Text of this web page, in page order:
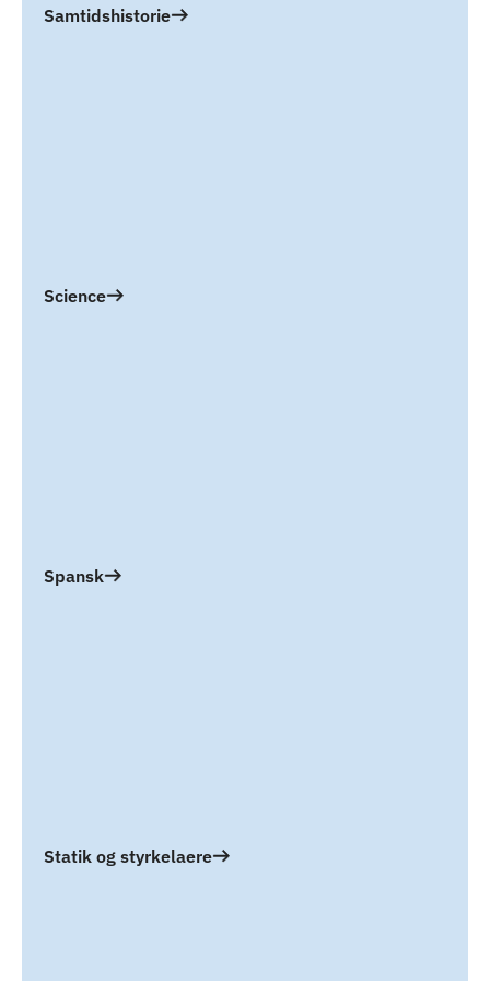
Samtidshistorie
Science
Spansk
Statik og styrkelaere